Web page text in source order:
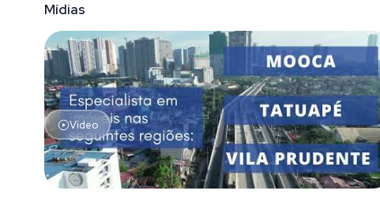
Mídias
Vídeo